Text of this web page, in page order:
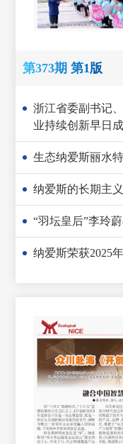
第373期 第1版
浙江省委副书记、
业持续创新早日
生态纳爱斯丽水
纳爱斯的长期主
“羽坛皇后”李玲
纳爱斯荣获2025